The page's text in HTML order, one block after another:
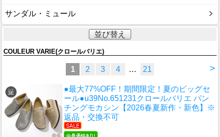
サンダル・ミュール
並び替え
COULEUR VARIE(クロールバリエ)
>
1 2 3 4 … 21
●最大77%OFF！期間限定！夏のビッグセ
ール●u39No.651231クロールバリエ パン
チングモカシン【2026春夏新作・新色】※
返品・交換不可